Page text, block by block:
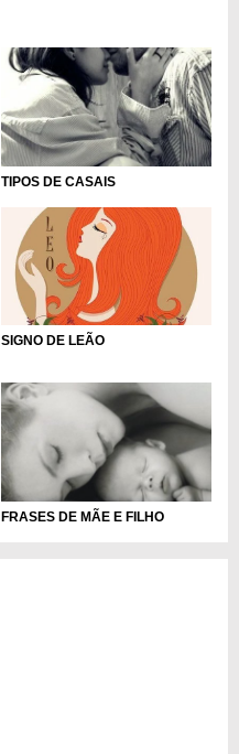
TIPOS DE CASAIS
SIGNO DE LEÃO
FRASES DE MÃE E FILHO